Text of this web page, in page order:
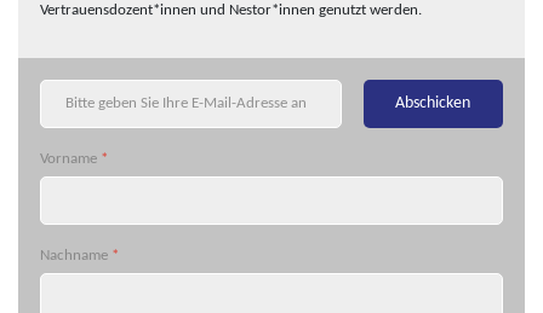
Vertrauensdozent*innen und Nestor*innen genutzt werden.
Abschicken
Vorname *
Nachname *